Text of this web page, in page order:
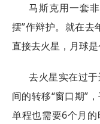
马斯克用一套
摆”作辩护。就在去
直接去火星，月球是
去火星实在过
间的转移“窗口期”
单程也需要6个月